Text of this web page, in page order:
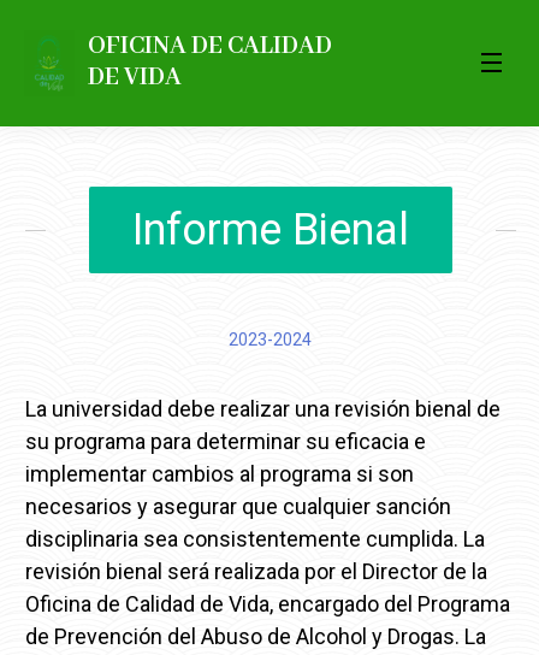
OFICINA DE CALIDAD
DE VIDA
Informe Bienal
2023-2024
La universidad debe realizar una revisión bienal de
su programa para determinar su eficacia e
implementar cambios al programa si son
necesarios y asegurar que cualquier sanción
disciplinaria sea consistentemente cumplida. La
revisión bienal será realizada por el Director de la
Oficina de Calidad de Vida, encargado del Programa
de Prevención del Abuso de Alcohol y Drogas. La